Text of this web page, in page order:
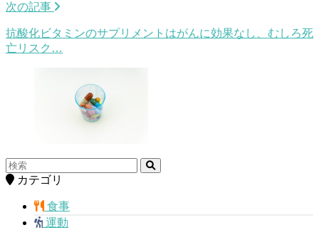
次の記事
抗酸化ビタミンのサプリメントはがんに効果なし、むしろ死
亡リスク…
カテゴリ
食事
運動